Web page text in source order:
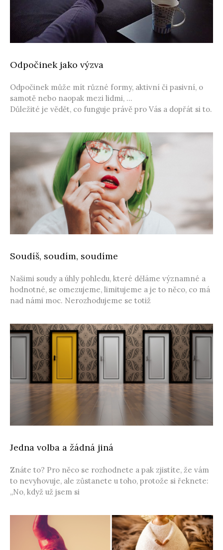
Odpočinek jako výzva
Odpočinek může mít různé formy, aktivní či pasivní, o
samotě nebo naopak mezi lidmi, …
Důležité je vědět, co funguje právě pro Vás a dopřát si to.
Soudíš, soudím, soudíme
Našimi soudy a úhly pohledu, které děláme významné a
hodnotné, se omezujeme, limitujeme a je to něco, co má
nad námi moc. Nerozhodujeme se totiž
Jedna volba a žádná jiná
Znáte to? Pro něco se rozhodnete a pak zjistíte, že vám
to nevyhovuje, ale zůstanete u toho, protože si řeknete:
„No, když už jsem si